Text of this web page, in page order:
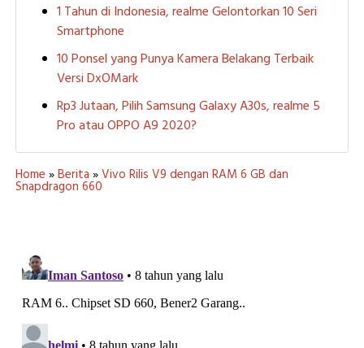
1 Tahun di Indonesia, realme Gelontorkan 10 Seri
Smartphone
10 Ponsel yang Punya Kamera Belakang Terbaik
Versi DxOMark
Rp3 Jutaan, Pilih Samsung Galaxy A30s, realme 5
Pro atau OPPO A9 2020?
Home »Berita »Vivo Rilis V9 dengan RAM 6 GB dan
Snapdragon 660